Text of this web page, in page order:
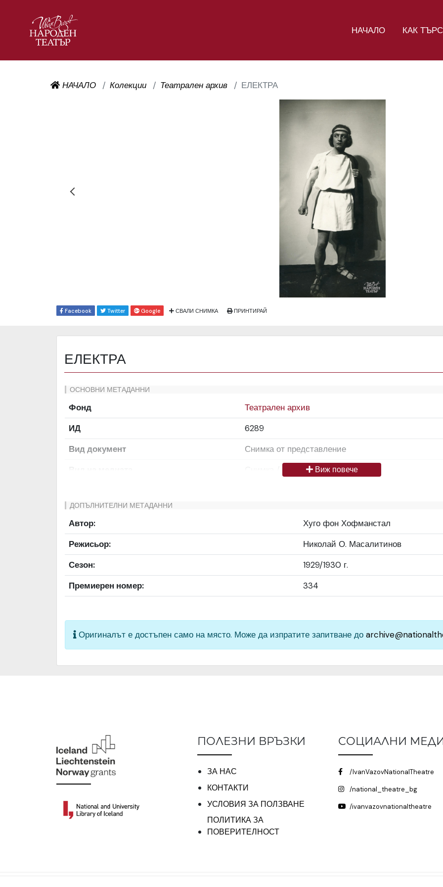
НАЧАЛО КАК
НАЧАЛО Колекции Театрален архив ЕЛЕКТРА
Facebook Twitter Google СВАЛИ СНИМКА ПРИНТИРАЙ
ЕЛЕКТРА
ОСНОВНИ МЕТАДАННИ
Фонд
Театрален архив
ИД
6289
Вид документ
Снимка от представление
Снимка / изображение
Права за ползване
Предоставяща страна
България
Качество на изображението
Средно
Институция
Народен театър „Иван Вазов“, гр. София, България
Виж повече
ДОПЪЛНИТЕЛНИ МЕТАДАННИ
Автор:
Хуго фон Хофманстал
Режисьор:
Николай О. Масалитинов
Сезон:
1929/1930 г.
Премиерен номер:
334
Оригиналът е достъпен само на място. Може да изпратите запитване до
ПОЛЕЗНИ ВРЪЗКИ
ЗА НАС
КОНТАКТИ
УСЛОВИЯ ЗА ПОЛЗВАНЕ
ПОЛИТИКА ЗА
ПОВЕРИТЕЛНОСТ
СОЦИАЛНИ
/IvanVazovNationalTheatre
/national_theatre_bg
/ivanvazovnationaltheatre